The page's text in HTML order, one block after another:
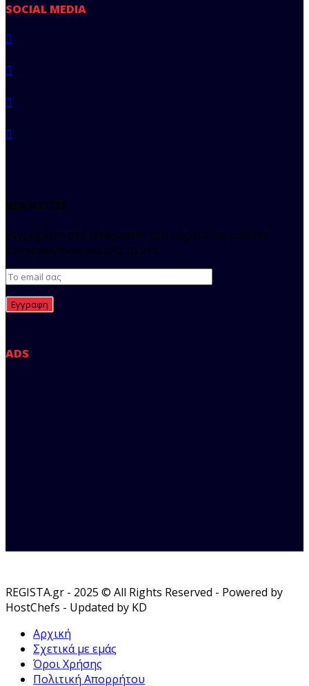
SOCIAL MEDIA
NEWSLETTER
Εγγραφείτε στο Newsletter του regista και μείνετε
ενημερωμένοι για όλα τα νέα.
ADS
REGISTA.gr - 2025 © All Rights Reserved - Powered by
HostChefs - Updated by KD
Αρχική
Σχετικά με εμάς
Όροι Χρήσης
Πολιτική Απορρήτου